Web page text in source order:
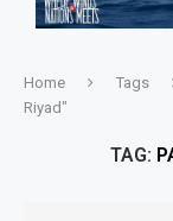
Home Tags
Riyad"
TAG: